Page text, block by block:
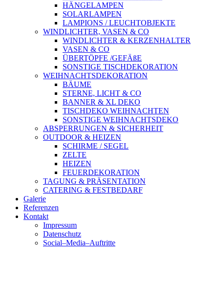
HÄNGELAMPEN
SOLARLAMPEN
LAMPIONS / LEUCHTOBJEKTE
WINDLICHTER, VASEN & CO
WINDLICHTER & KERZENHALTER
VASEN & CO
ÜBERTÖPFE /GEFÄßE
SONSTIGE TISCHDEKORATION
WEIHNACHTSDEKORATION
BÄUME
STERNE, LICHT & CO
BANNER & XL DEKO
TISCHDEKO WEIHNACHTEN
SONSTIGE WEIHNACHTSDEKO
ABSPERRUNGEN & SICHERHEIT
OUTDOOR & HEIZEN
SCHIRME / SEGEL
ZELTE
HEIZEN
FEUERDEKORATION
TAGUNG & PRÄSENTATION
CATERING & FESTBEDARF
Galerie
Referenzen
Kontakt
Impressum
Datenschutz
Social–Media–Auftritte